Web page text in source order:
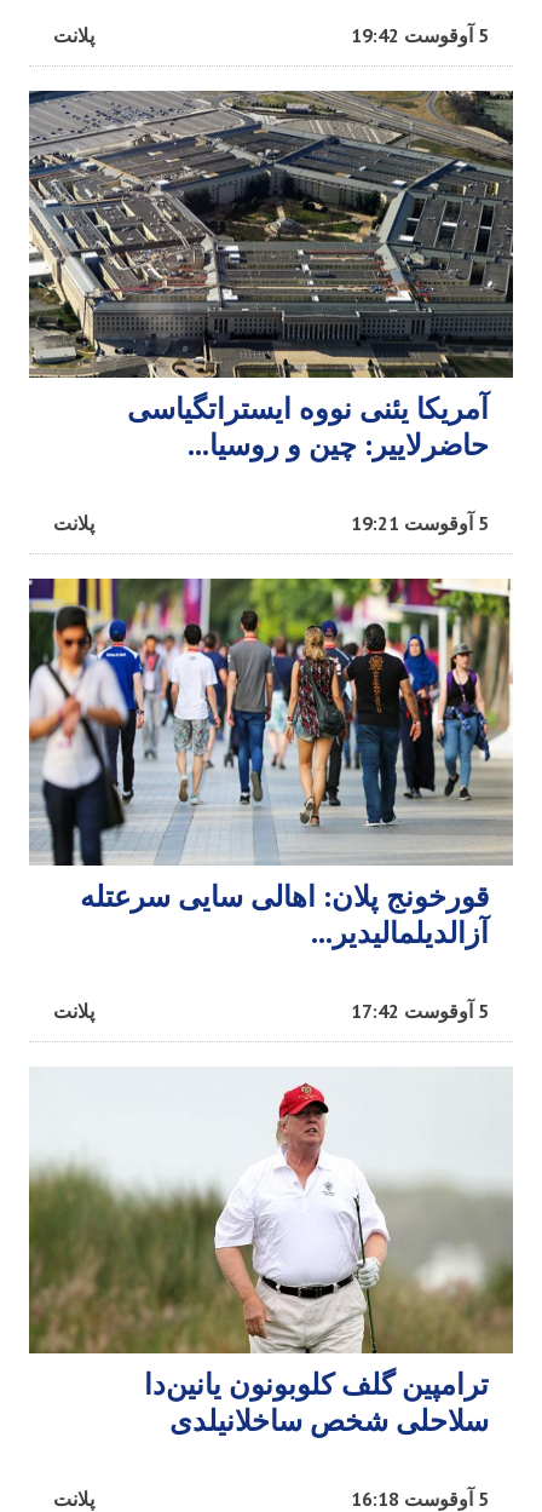
پلانت 5 آوقوست 19:42
آمریکا یئنی نووه ایستراتگیاسی
حاضرلاییر: چین و روسیا...
پلانت 5 آوقوست 19:21
قورخونج پلان: اهالی سایی سرعتله
آزالدیلمالیدیر...
پلانت 5 آوقوست 17:42
ترامپین گلف کلوبونون یانین‌دا
سلاحلی شخص ساخلانیلدی
پلانت 5 آوقوست 16:18